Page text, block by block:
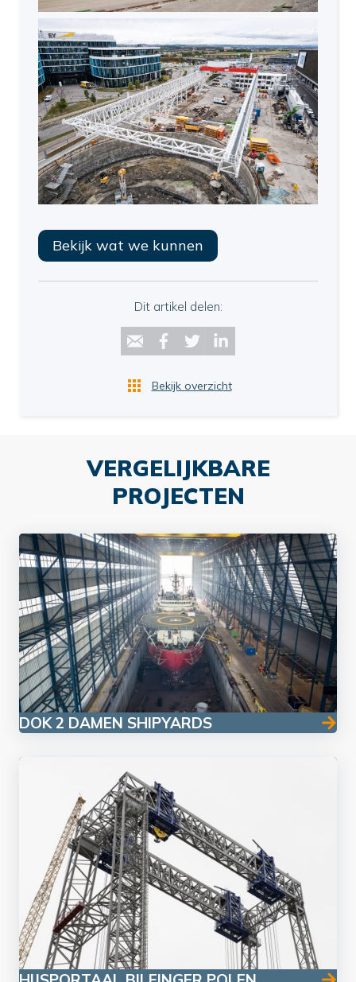
Bekijk wat we kunnen
Dit artikel delen:
Bekijk overzicht
VERGELIJKBARE
PROJECTEN
DOK 2 DAMEN SHIPYARDS